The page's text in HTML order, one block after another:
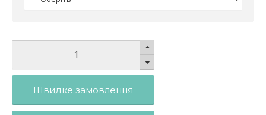
Швидке замовлення